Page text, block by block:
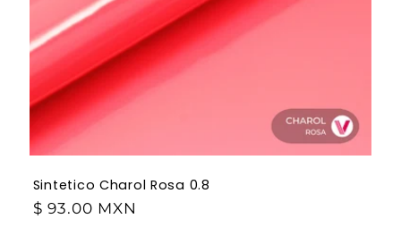
Sintetico Charol Rosa 0.8
$ 93.00 MXN